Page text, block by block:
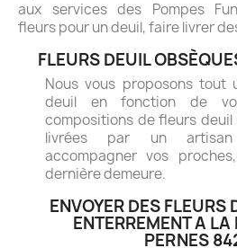
aux services des Pompes
fleurs pour un deuil, faire livrer
FLEURS DEUIL
Nous vous proposons tout
deuil en fonction de
compositions de fleurs
livrées par un
accompagner vos
dernière demeure.
ENVOYER DES FLEURS
ENTERREMENT A
PERNES